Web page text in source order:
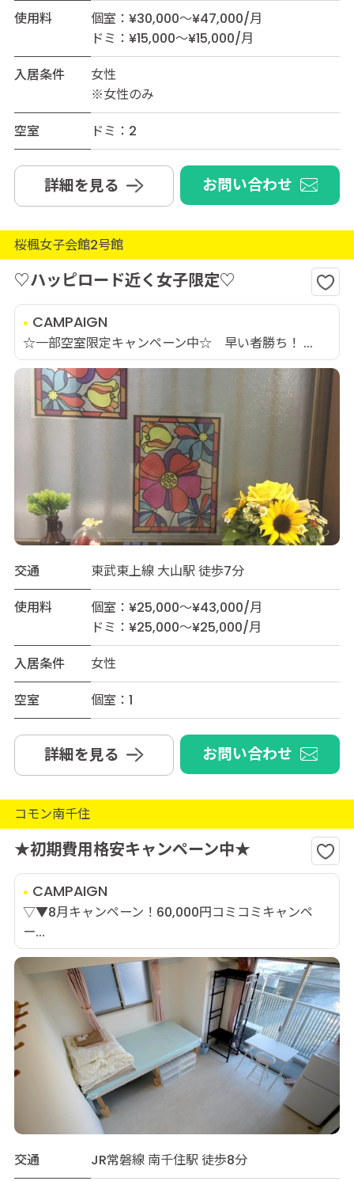
使用料
個室：¥30,000～¥47,000/月
ドミ：¥15,000～¥15,000/月
入居条件
女性
※女性のみ
空室
ドミ：2
詳細を見る お問い合わせ
桜楓女子会館2号館
♡ハッピロード近く女子限定♡
CAMPAIGN
☆一部空室限定キャンペーン中☆ 早い者勝ち！ ...
交通
東武東上線 大山駅 徒歩7分
使用料
個室：¥25,000～¥43,000/月
ドミ：¥25,000～¥25,000/月
入居条件
女性
空室
個室：1
詳細を見る お問い合わせ
コモン南千住
★初期費用格安キャンペーン中★
CAMPAIGN
▽▼8月キャンペーン！60,000円コミコミキャンペ
ー...
交通
JR常磐線 南千住駅 徒歩8分